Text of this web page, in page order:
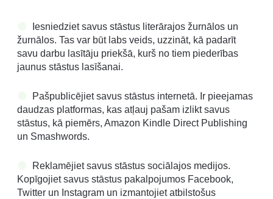
Iesniedziet savus stāstus literārajos žurnālos un
žurnālos. Tas var būt labs veids, uzzināt, kā padarīt
savu darbu lasītāju priekšā, kurš no tiem piederības
jaunus stāstus lasīšanai.
Pašpublicējiet savus stāstus internetā. Ir pieejamas
daudzas platformas, kas atļauj pašam izlikt savus
stāstus, kā piemērs, Amazon Kindle Direct Publishing
un Smashwords.
Reklamējiet savus stāstus sociālajos medijos.
Kopīgojiet savus stāstus pakalpojumos Facebook,
Twitter un Instagram un izmantojiet atbilstošus